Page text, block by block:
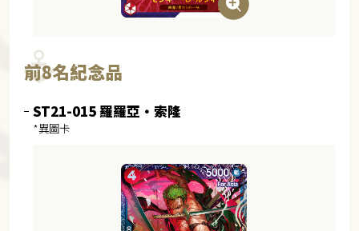
前8名紀念品
ST21-015 羅羅亞・索隆
*異圖卡